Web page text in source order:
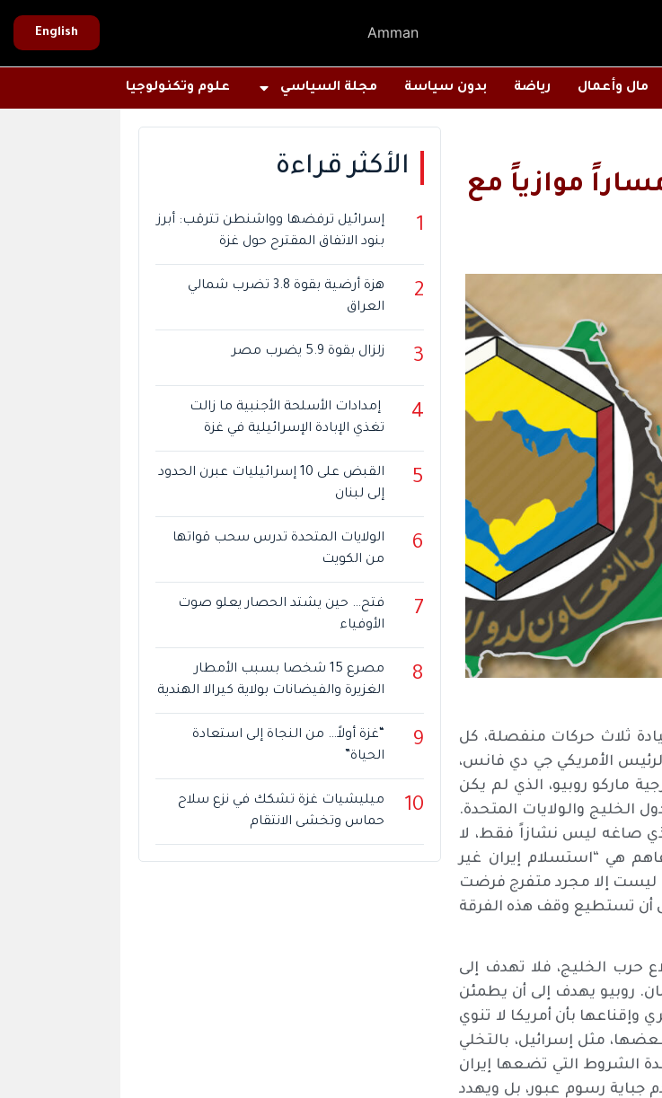
Amman
English
مال وأعمال رياضة بدون سياسة مجلة السياسي علوم وتكنولوجيا
موازياً مع
ثلاث حركات منفصلة، كل
الأمريكي جي دي فانس،
ماركو روبيو، الذي لم يكن
الخليج والولايات المتحدة.
صاغه ليس نشازاً فقط، لا
هي “استسلام إيران غير
ليست إلا مجرد متفرج فرضت
أن تستطيع وقف هذه الفرقة
حرب الخليج، فلا تهدف إلى
روبيو يهدف إلى أن يطمئن
وإقناعها بأن أمريكا لا تنوي
مثل إسرائيل، بالتخلي
الشروط التي تضعها إيران
رسوم عبور، بل ويهدد
الأكثر قراءة
1
إسرائيل ترفضها وواشنطن تترقب: أبرز
بنود الاتفاق المقترح حول غزة
2
هزة أرضية بقوة 3.8 تضرب شمالي
العراق
3 زلزال بقوة 5.9 يضرب مصر
4
إمدادات الأسلحة الأجنبية ما زالت
تغذي الإبادة الإسرائيلية في غزة
5
القبض على 10 إسرائيليات عبرن الحدود
إلى لبنان
6
الولايات المتحدة تدرس سحب قواتها
من الكويت
7
فتح… حين يشتد الحصار يعلو صوت
الأوفياء
8
مصرع 15 شخصا بسبب الأمطار
الغزيرة والفيضانات بولاية كيرالا الهندية
9
“غزة أولاً… من النجاة إلى استعادة
الحياة”
10
ميليشيات غزة تشكك في نزع سلاح
حماس وتخشى الانتقام